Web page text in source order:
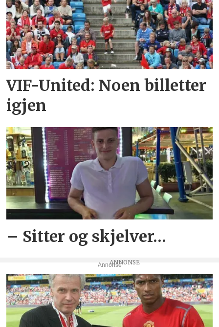
VIF-United: Noen billetter
igjen
– Sitter og skjelver…
Annonse